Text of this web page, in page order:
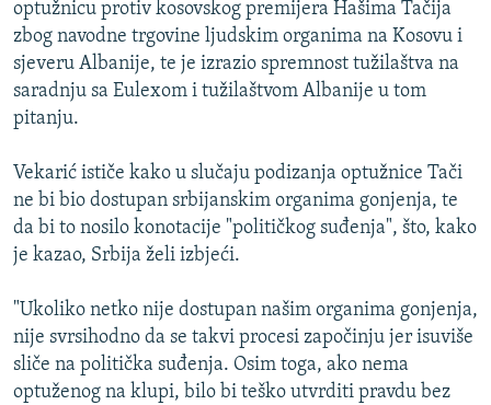
INFOGRAFIKE
KINA NA BALKANU
RSE PRIČE IZ SVIJETA
ISPRIČAJ MI
DNEVNO@RSE
SPECIJALI RSE
VIŠE OD NASLOVA
GENOCID U SREBRENICI
TV LIBERTY
POST SCRIPTUM
MOJA EVROPA
PRATITE NAS
Sve RFE/RL stranice
optužnicu protiv kosovskog premijera Hašima Tačija
zbog navodne trgovine ljudskim organima na Kosovu i
sjeveru Albanije, te je izrazio spremnost tužilaštva na
saradnju sa Eulexom i tužilaštvom Albanije u tom
pitanju.
Vekarić ističe kako u slučaju podizanja optužnice Tači
ne bi bio dostupan srbijanskim organima gonjenja, te
da bi to nosilo konotacije "političkog suđenja", što, kako
je kazao, Srbija želi izbjeći.
"Ukoliko netko nije dostupan našim organima gonjenja,
nije svrsihodno da se takvi procesi započinju jer isuviše
sliče na politička suđenja. Osim toga, ako nema
optuženog na klupi, bilo bi teško utvrditi pravdu bez